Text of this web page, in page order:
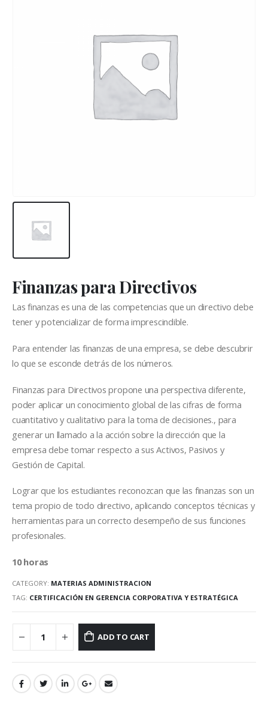
Finanzas para Directivos
Las finanzas es una de las competencias que un directivo debe
tener y potencializar de forma imprescindible.
Para entender las finanzas de una empresa, se debe descubrir
lo que se esconde detrás de los números.
Finanzas para Directivos propone una perspectiva diferente,
poder aplicar un conocimiento global de las cifras de forma
cuantitativo y cualitativo para la toma de decisiones., para
generar un llamado a la acción sobre la dirección que la
empresa debe tomar respecto a sus Activos, Pasivos y
Gestión de Capital.
Lograr que los estudiantes reconozcan que las finanzas son un
tema propio de todo directivo, aplicando conceptos técnicas y
herramientas para un correcto desempeño de sus funciones
profesionales.
10 horas
CATEGORY: MATERIAS ADMINISTRACION
TAG: CERTIFICACIÓN EN GERENCIA CORPORATIVA Y ESTRATÉGICA
ADD TO CART